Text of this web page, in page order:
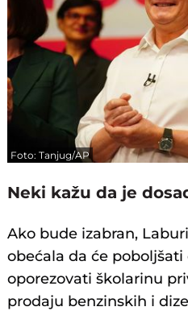
Foto: Tanjug/AP
Neki kažu da je
Ako bude izabran,
obećala da će poboljšati
oporezovati školarinu
prodaju benzinskih i